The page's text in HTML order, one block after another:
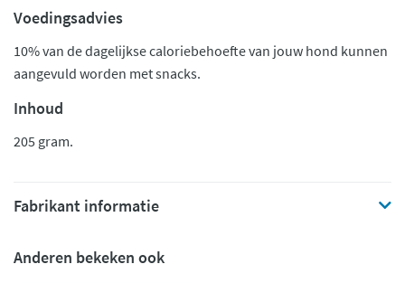
Voedingsadvies
10% van de dagelijkse caloriebehoefte van jouw hond kunnen
aangevuld worden met snacks.
Inhoud
205 gram.
Fabrikant informatie
Anderen bekeken ook